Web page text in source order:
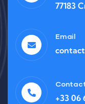
77183
Email
+33 06